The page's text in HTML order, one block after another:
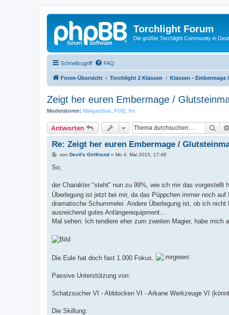
Torchlight Forum
Die größte Torchlight Community in
Schnellzugriff FAQ
Foren-Übersicht Torchlight 2 Klassen Klassen - Embermage
Zeigt her euren Embermage /
Moderatoren: Malgardian FOE frx
Antworten Suche
Re: Zeigt her euren Embermage /
B
i
a
von Devil's Girlfriend» Mo 4. Mai 2015, 17:46
So,
der Charakter "steht" nun zu 99%, wie ich mir das vorgestellt
Überlegung ist jetzt bei mir, da das Püppchen immer noch
dramatische Schummelei. Andere Überlegung ist, ob ich
ausreichend gutes Anfängerequipment...
Mal sehen: Ich tendiere eher zum zweiten Magier, habe mich
Die Eule hat doch fast 1.000 Fokus.
Passive Unterstützung von:
Schatzsucher VI - Abblocken VI - Arkane Werkzeuge VI
Die Skillung: